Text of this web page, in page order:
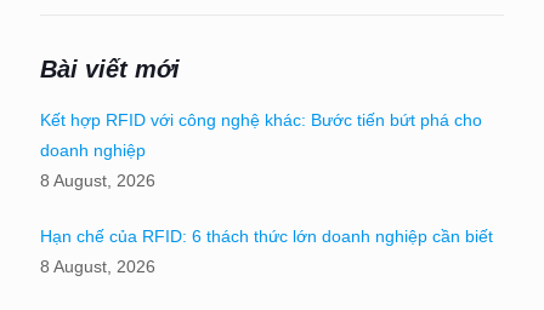
Bài viết mới
Kết hợp RFID với công nghệ khác: Bước tiến bứt phá cho
doanh nghiệp
8 August, 2026
Hạn chế của RFID: 6 thách thức lớn doanh nghiệp cần biết
8 August, 2026